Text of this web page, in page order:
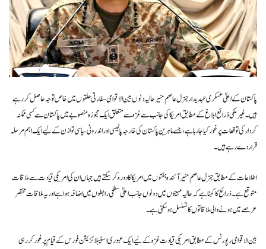
پاکستان کے اعلیٰ عسکری عہدیدار جنرل عاصم منیر حالیہ دنوں بین الاقوامی سفارتی حلقوں میں خاص توجہ حاصل کر رہے
ہیں۔ غیر ملکی ذرائع ابلاغ کے مطابق امریکا کی جانب سے غزہ سے متعلق ایک مجوزہ منصوبے میں پاکستان سے کسی ممکنہ
کردار کی توقعات پر غور کیا جا رہا ہے، جسے ماہرین پاکستان کی خارجہ پالیسی اور اندرونی سیاسی توازن کے لیے ایک اہم مرحلہ
قرار دے رہے ہیں۔
اطلاعات کے مطابق جنرل عاصم منیر آئندہ ہفتوں میں امریکا کا دورہ کر سکتے ہیں جہاں ان کی امریکی قیادت سے ملاقات
متوقع ہے۔ ذرائع کا کہنا ہے کہ حالیہ مہینوں میں دونوں جانب اعلیٰ سطحی رابطوں میں اضافہ ہوا ہے اور یہ ملاقات مختصر
عرصے میں ہونے والی ملاقاتوں کا تسلسل ہو سکتی ہے۔
بین الاقوامی رپورٹس کے مطابق امریکی قیادت غزہ کے لیے ایک عبوری اسٹیبلائزیشن فورس کے قیام پر غور کر رہی